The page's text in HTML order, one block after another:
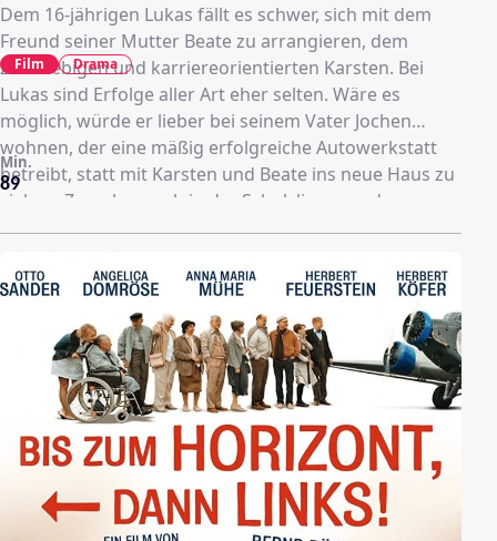
Dem 16-jährigen Lukas fällt es schwer, sich mit dem
Freund seiner Mutter Beate zu arrangieren, dem
zielstrebigen und karriereorientierten Karsten. Bei
Lukas sind Erfolge aller Art eher selten. Wäre es
möglich, würde er lieber bei seinem Vater Jochen
wohnen, der eine mäßig erfolgreiche Autowerkstatt
betreibt, statt mit Karsten und Beate ins neue Haus zu
ziehen. Zumal er auch in der Schulclique, zu der er so
gerne gehören möchte, nicht anerkannt ist. Bisher hat
einem ausnahmsweise erfolgreichen Nachmittag in
der Werkstatt seines Vaters bemerkt er die
entspannende Wirkung eines Feierabendbiers. Auch in
der Clique, in der Hochprozentiges eine
Selbstverständlichkeit ist, wird alles einfacher, als
Lukas mitzutrinken beginnt. Er kommt sogar der
reizvollen Sylvia ein bisschen näher und ist dabei, als
die verhasste Mathelehrerin gedemütigt wird.
89
Min.
Film Drama